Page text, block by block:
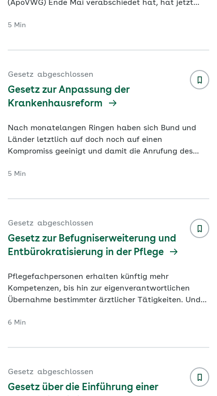
(ApoVWG) Ende Mai verabschiedet hat, hat jetzt
gebilligt.
5 Min
Gesetz abgeschlossen
Gesetz zur Anpassung der
Krankenhausreform
Nach monatelangen Ringen haben sich Bund und
Länder letztlich auf doch noch auf einen
Kompromiss geeinigt und damit die Anrufung des
5 Min
Gesetz abgeschlossen
Gesetz zur Befugniserweiterung und
Entbürokratisierung in der Pflege
Pflegefachpersonen erhalten künftig mehr
Kompetenzen, bis hin zur eigenverantwortlichen
Übernahme bestimmter ärztlicher Tätigkeiten. Und
6 Min
Gesetz abgeschlossen
Gesetz über die Einführung einer